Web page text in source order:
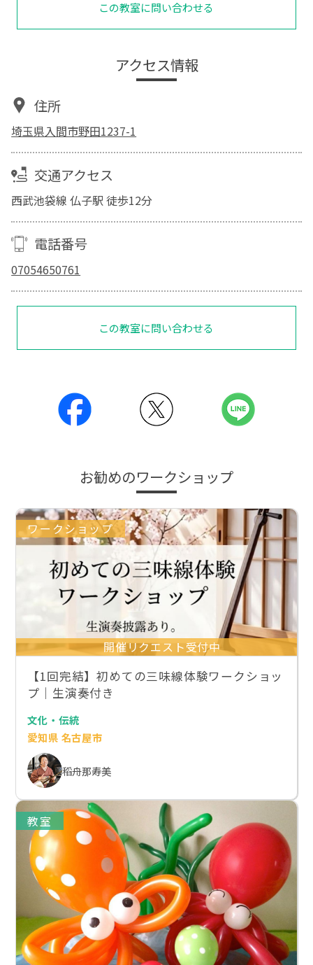
この教室に問い合わせる
アクセス情報
住所
埼玉県入間市野田1237-1
交通アクセス
西武池袋線 仏子駅 徒歩12分
電話番号
07054650761
この教室に問い合わせる
お勧めのワークショップ
ワークショップ
開催リクエスト受付中
【1回完結】初めての三味線体験ワークショッ
プ｜生演奏付き
文化・伝統
愛知県 名古屋市
稻舟那寿美
教室